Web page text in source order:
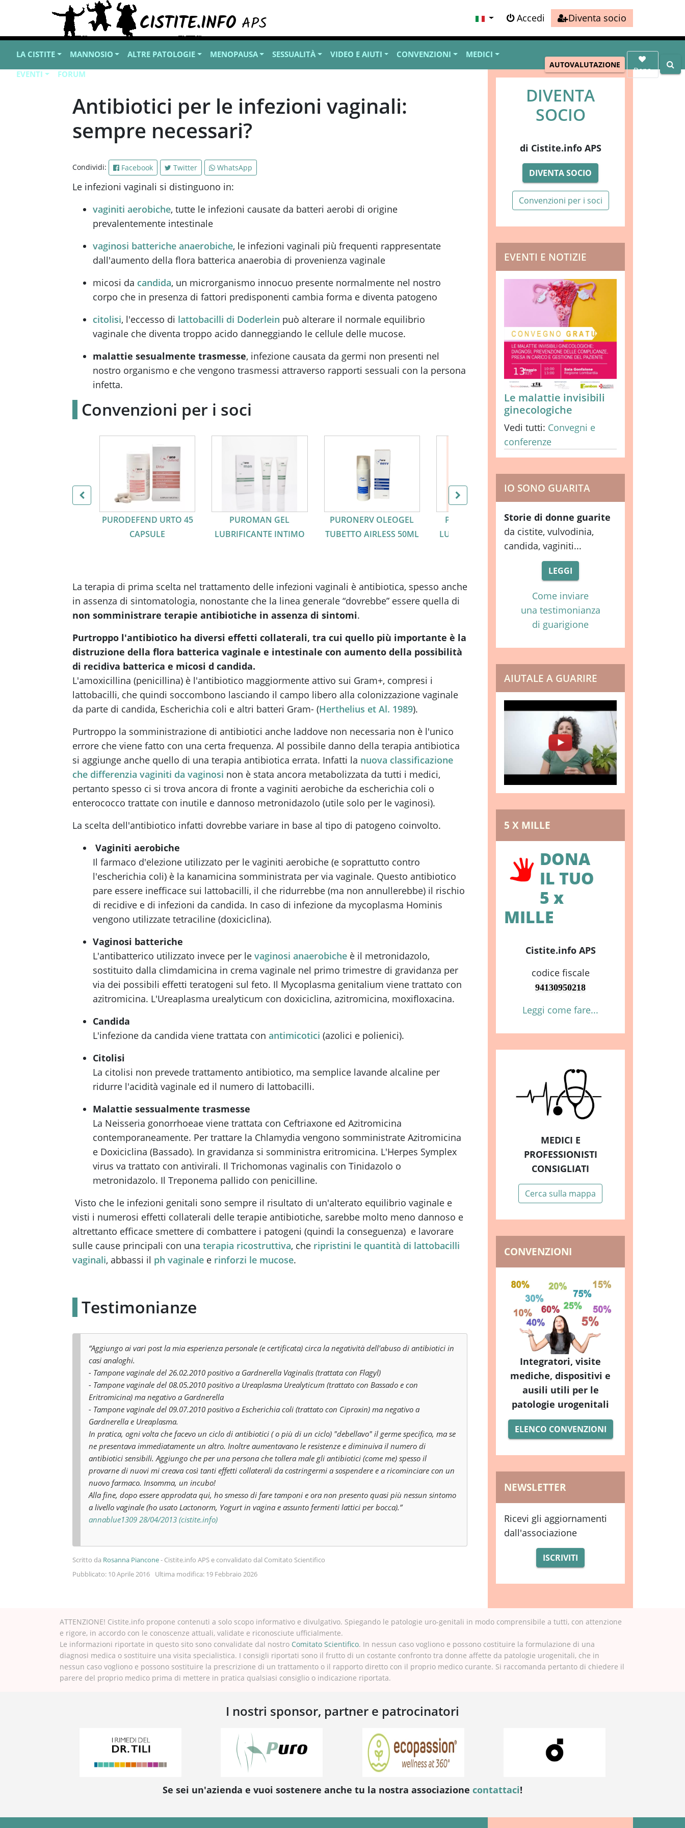
Accedi Diventa socio
LA CISTITE MANNOSIO ALTRE PATOLOGIE MENOPAUSA SESSUALITÀ VIDEO E AIUTI CONVENZIONI
MEDICI
EVENTI
FORUM
AUTOVALUTAZIONE
Dona
Antibiotici per le infezioni vaginali:
sempre necessari?
Condividi: Facebook Twitter WhatsApp
Le infezioni vaginali si distinguono in:
vaginiti aerobiche, tutte le infezioni causate da batteri aerobi di origine
prevalentemente intestinale
vaginosi batteriche anaerobiche, le infezioni vaginali più frequenti rappresentate
dall'aumento della flora batterica anaerobia di provenienza vaginale
micosi da candida, un microrganismo innocuo presente normalmente nel nostro
corpo che in presenza di fattori predisponenti cambia forma e diventa patogeno
citolisi, l'eccesso di lattobacilli di Doderlein può alterare il normale equilibrio
vaginale che diventa troppo acido danneggiando le cellule delle mucose.
malattie sesualmente trasmesse, infezione causata da germi non presenti nel
nostro organismo e che vengono trasmessi attraverso rapporti sessuali con la persona
infetta.
Convenzioni per i soci
PURODEFEND URTO 45
CAPSULE
PUROMAN GEL
LUBRIFICANTE INTIMO
PURONERV OLEOGEL
TUBETTO AIRLESS 50ML
PUROMAN GEL CBG
LUBRIFICANTE INTIMO
PUROMAN DETERGENTE
INTIMO
La terapia di prima scelta nel trattamento delle infezioni vaginali è antibiotica, spesso anche
in assenza di sintomatologia, nonostante che la linea generale “dovrebbe” essere quella di
non somministrare terapie antibiotiche in assenza di sintomi.
Purtroppo l'antibiotico ha diversi effetti collaterali, tra cui quello più importante è la
distruzione della flora batterica vaginale e intestinale con aumento della possibilità
di recidiva batterica e micosi d candida.
L'amoxicillina (penicillina) è l'antibiotico maggiormente attivo sui Gram+, compresi i
lattobacilli, che quindi soccombono lasciando il campo libero alla colonizzazione vaginale
da parte di candida, Escherichia coli e altri batteri Gram- (Herthelius et Al. 1989).
Purtroppo la somministrazione di antibiotici anche laddove non necessaria non è l'unico
errore che viene fatto con una certa frequenza. Al possibile danno della terapia antibiotica
si aggiunge anche quello di una terapia antibiotica errata. Infatti la nuova classificazione
che differenzia vaginiti da vaginosi non è stata ancora metabolizzata da tutti i medici,
pertanto spesso ci si trova ancora di fronte a vaginiti aerobiche da escherichia coli o
enterococco trattate con inutile e dannoso metronidazolo (utile solo per le vaginosi).
La scelta dell'antibiotico infatti dovrebbe variare in base al tipo di patogeno coinvolto.
Vaginiti aerobiche
Il farmaco d'elezione utilizzato per le vaginiti aerobiche (e soprattutto contro
l'escherichia coli) è la kanamicina somministrata per via vaginale. Questo antibiotico
pare essere inefficace sui lattobacilli, il che ridurrebbe (ma non annullerebbe) il rischio
di recidive e di infezioni da candida. In caso di infezione da mycoplasma Hominis
vengono utilizzate tetraciline (doxiciclina).
Vaginosi batteriche
L'antibatterico utilizzato invece per le vaginosi anaerobiche è il metronidazolo,
sostituito dalla climdamicina in crema vaginale nel primo trimestre di gravidanza per
via dei possibili effetti teratogeni sul feto. Il Mycoplasma genitalium viene trattato con
azitromicina. L'Ureaplasma urealyticum con doxiciclina, azitromicina, moxifloxacina.
Candida
L'infezione da candida viene trattata con antimicotici (azolici e polienici).
Citolisi
La citolisi non prevede trattamento antibiotico, ma semplice lavande alcaline per
ridurre l'acidità vaginale ed il numero di lattobacilli.
Malattie sessualmente trasmesse
La Neisseria gonorrhoeae viene trattata con Ceftriaxone ed Azitromicina
contemporaneamente. Per trattare la Chlamydia vengono somministrate Azitromicina
e Doxiciclina (Bassado). In gravidanza si somministra eritromicina. L'Herpes Symplex
virus va trattato con antivirali. Il Trichomonas vaginalis con Tinidazolo o
metronidazolo. Il Treponema pallido con penicilline.
Visto che le infezioni genitali sono sempre il risultato di un'alterato equilibrio vaginale e
visti i numerosi effetti collaterali delle terapie antibiotiche, sarebbe molto meno dannoso e
altrettanto efficace smettere di combattere i patogeni (quindi la conseguenza) e lavorare
sulle cause principali con una terapia ricostruttiva, che ripristini le quantità di lattobacilli
vaginali, abbassi il ph vaginale e rinforzi le mucose.
Testimonianze
“Aggiungo ai vari post la mia esperienza personale (e certificata) circa la negatività dell'abuso di antibiotici in
casi analoghi.
- Tampone vaginale del 26.02.2010 positivo a Gardnerella Vaginalis (trattata con Flagyl)
- Tampone vaginale del 08.05.2010 positivo a Ureaplasma Urealyticum (trattato con Bassado e con
Eritromicina) ma negativo a Gardnerella
- Tampone vaginale del 09.07.2010 positivo a Escherichia coli (trattato con Ciproxin) ma negativo a
Gardnerella e Ureaplasma.
In pratica, ogni volta che facevo un ciclo di antibiotici ( o più di un ciclo) "debellavo" il germe specifico, ma se
ne presentava immediatamente un altro. Inoltre aumentavano le resistenze e diminuiva il numero di
antibiotici sensibili. Aggiungo che per una persona che tollera male gli antibiotici (come me) spesso il
provarne di nuovi mi creava così tanti effetti collaterali da costringermi a sospendere e a ricominciare con un
nuovo farmaco. Insomma, un incubo!
Alla fine, dopo essere approdata qui, ho smesso di fare tamponi e ora non presento quasi più nessun sintomo
a livello vaginale (ho usato Lactonorm, Yogurt in vagina e assunto fermenti lattici per bocca).”
annablue1309 28/04/2013 (cistite.info)
Scritto da Rosanna Piancone- Cistite.info APS e convalidato dal Comitato Scientifico
Pubblicato: 10 Aprile 2016
Ultima modifica: 19 Febbraio 2026
DIVENTA
SOCIO
di Cistite.info APS
DIVENTA SOCIO
Convenzioni per i soci
EVENTI E NOTIZIE
Le malattie invisibili
ginecologiche
Vedi tutti: Convegni e
conferenze
IO SONO GUARITA
Storie di donne guarite
da cistite, vulvodinia,
candida, vaginiti...
LEGGI
Come inviare
una testimonianza
di guarigione
AIUTALE A GUARIRE
5 X MILLE
DONA
IL TUO
5 x
MILLE
Cistite.info APS
codice fiscale
94130950218
Leggi come fare...
MEDICI E
PROFESSIONISTI
CONSIGLIATI
Cerca sulla mappa
CONVENZIONI
Integratori, visite
mediche, dispositivi e
ausili utili per le
patologie urogenitali
ELENCO CONVENZIONI
NEWSLETTER
Ricevi gli aggiornamenti
dall'associazione
ISCRIVITI
ATTENZIONE! Cistite.info propone contenuti a solo scopo informativo e divulgativo. Spiegando le patologie uro-genitali in modo comprensibile a tutti, con attenzione
e rigore, in accordo con le conoscenze attuali, validate e riconosciute ufficialmente.
Le informazioni riportate in questo sito sono convalidate dal nostro Comitato Scientifico. In nessun caso vogliono e possono costituire la formulazione di una
diagnosi medica o sostituire una visita specialistica. I consigli riportati sono il frutto di un costante confronto tra donne affette da patologie urogenitali, che in
nessun caso vogliono e possono sostituire la prescrizione di un trattamento o il rapporto diretto con il proprio medico curante. Si raccomanda pertanto di chiedere il
parere del proprio medico prima di mettere in pratica qualsiasi consiglio o indicazione riportata.
I nostri sponsor, partner e patrocinatori
Se sei un'azienda e vuoi sostenere anche tu la nostra associazione contattaci!